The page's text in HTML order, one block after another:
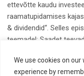
We use cookies on
experience by
ettevõtte kaudu
raamatupidamises
& dividendid“. Selles
teemadel: Saadet
Aktsiad